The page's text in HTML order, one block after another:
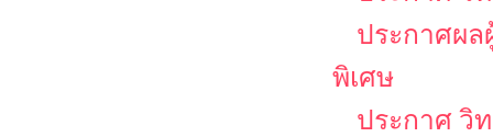
ประกาศผ
พิเศษ
ประกาศ วิ